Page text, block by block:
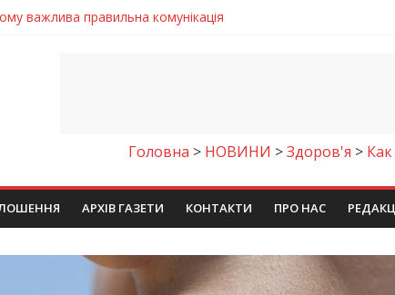
центри на Дніпропетровщині
досліджують місце розташування легендарного
шанс на власне житло
важлива правильна комунікація
Головна > НОВИНИ >Здоров'я >
АРХІВ ГАЗЕТИ КОНТАКТИ ПРО НАС